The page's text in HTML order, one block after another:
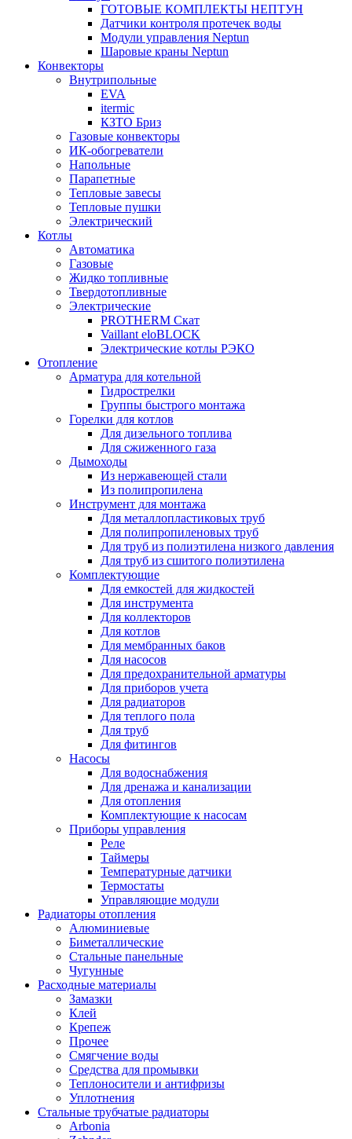
ГОТОВЫЕ КОМПЛЕКТЫ НЕПТУН
Датчики контроля протечек воды
Модули управления Neptun
Шаровые краны Neptun
Конвекторы
Внутрипольные
EVA
itermic
КЗТО Бриз
Газовые конвекторы
ИК-обогреватели
Напольные
Парапетные
Тепловые завесы
Тепловые пушки
Электрический
Котлы
Автоматика
Газовые
Жидко топливные
Твердотопливные
Электрические
PROTHERM Скат
Vaillant eloBLOCK
Электрические котлы РЭКО
Отопление
Арматура для котельной
Гидрострелки
Группы быстрого монтажа
Горелки для котлов
Для дизельного топлива
Для сжиженного газа
Дымоходы
Из нержавеющей стали
Из полипропилена
Инструмент для монтажа
Для металлопластиковых труб
Для полипропиленовых труб
Для труб из полиэтилена низкого давления
Для труб из сшитого полиэтилена
Комплектующие
Для емкостей для жидкостей
Для инструмента
Для коллекторов
Для котлов
Для мембранных баков
Для насосов
Для предохранительной арматуры
Для приборов учета
Для радиаторов
Для теплого пола
Для труб
Для фитингов
Насосы
Для водоснабжения
Для дренажа и канализации
Для отопления
Комплектующие к насосам
Приборы управления
Реле
Таймеры
Температурные датчики
Термостаты
Управляющие модули
Радиаторы отопления
Алюминиевые
Биметаллические
Стальные панельные
Чугунные
Расходные материалы
Замазки
Клей
Крепеж
Прочее
Смягчение воды
Средства для промывки
Теплоносители и антифризы
Уплотнения
Стальные трубчатые радиаторы
Arbonia